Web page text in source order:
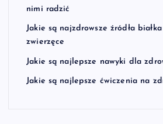
nimi radzić
Jakie są najzdrowsze źródła
zwierzęce
Jakie są najlepsze nawyki dla
Jakie są najlepsze ćwiczenia na